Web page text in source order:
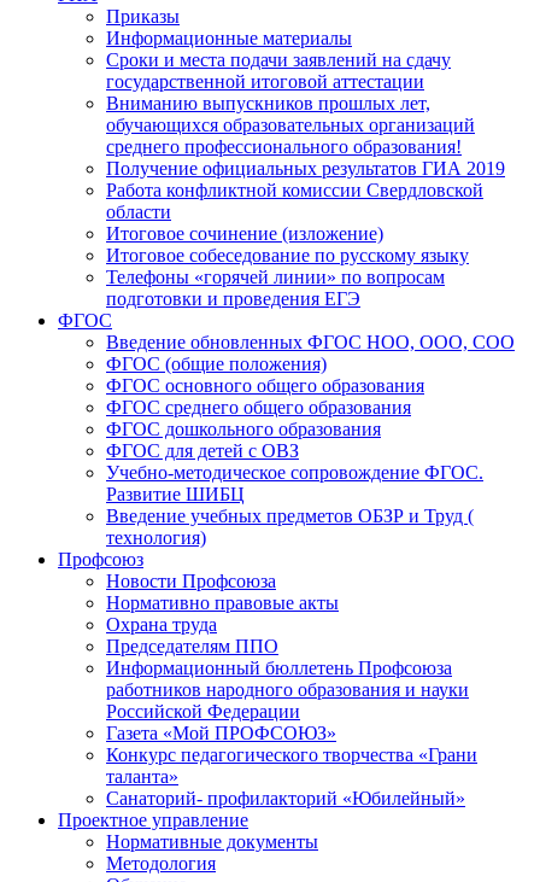
Приказы
Информационные материалы
Сроки и места подачи заявлений на сдачу
государственной итоговой аттестации
Вниманию выпускников прошлых лет,
обучающихся образовательных организаций
среднего профессионального образования!
Получение официальных результатов ГИА 2019
Работа конфликтной комиссии Свердловской
области
Итоговое сочинение (изложение)
Итоговое собеседование по русскому языку
Телефоны «горячей линии» по вопросам
подготовки и проведения ЕГЭ
ФГОС
Введение обновленных ФГОС НОО, ООО, СОО
ФГОС (общие положения)
ФГОС основного общего образования
ФГОС среднего общего образования
ФГОС дошкольного образования
ФГОС для детей с ОВЗ
Учебно-методическое сопровождение ФГОС.
Развитие ШИБЦ
Введение учебных предметов ОБЗР и Труд (
технология)
Профсоюз
Новости Профсоюза
Нормативно правовые акты
Охрана труда
Председателям ППО
Информационный бюллетень Профсоюза
работников народного образования и науки
Российской Федерации
Газета «Мой ПРОФСОЮЗ»
Конкурс педагогического творчества «Грани
таланта»
Санаторий- профилакторий «Юбилейный»
Проектное управление
Нормативные документы
Методология